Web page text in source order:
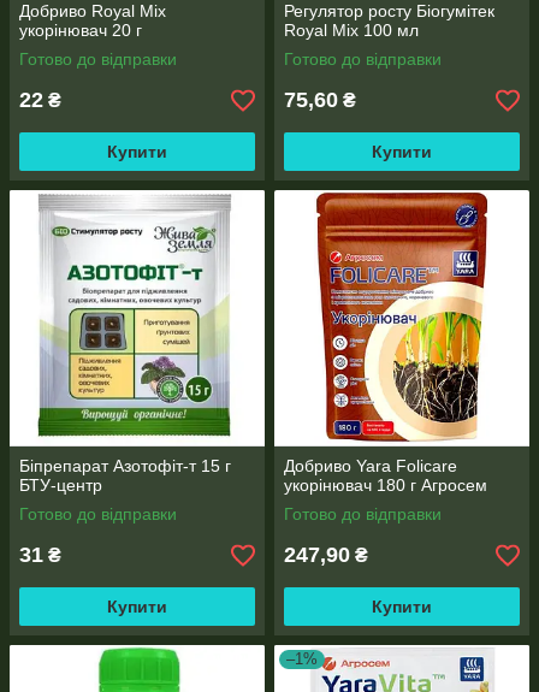
Добриво Royal Mix
укорінювач 20 г
Готово до відправки
22 ₴
Купити
Регулятор росту Біогумітек
Royal Mix 100 мл
Готово до відправки
75,60 ₴
Купити
Біпрепарат Азотофіт-т 15 г
БТУ-центр
Готово до відправки
31 ₴
Купити
Добриво Yara Folicare
укорінювач 180 г Агросем
Готово до відправки
247,90 ₴
Купити
–1%